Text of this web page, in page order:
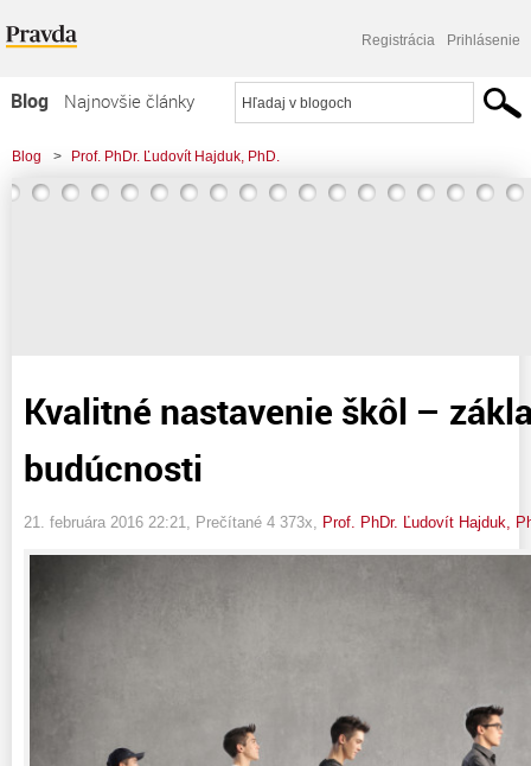
Registrácia Prihlásenie
Blog
Najnovšie články
Najčítanejšie články
Najkomentovanejšie články
Blog > Prof. PhDr. Ľudovít Hajduk, PhD.
> Kvalitné nastavenie škôl – základný pilier budúcnosti
Kvalitné nastavenie škôl –
budúcnosti
21. februára 2016 22:21 , Prečítané 4 373x, Prof. PhDr. Ľudovít Hajduk,